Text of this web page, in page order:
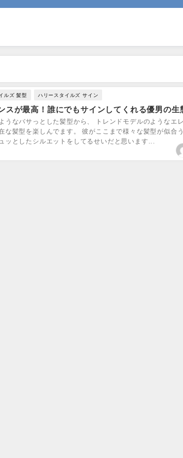
ルズ 髪型 ハリースタイルズ サイン
が最高！誰にでもサインしてくれる優男の生
うなバサっとした髪型から、 トレンドモデルのようなエ
な髪型を楽しんでます。 彼がここまで様々な髪型が似合
としたシルエットをしてるせいだと思います...